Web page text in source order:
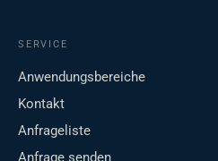
SERVICE
Anwendungsbereiche
Kontakt
Anfrageliste
Anfrage senden